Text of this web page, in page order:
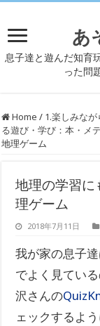
あ
息子達と遊んだ知育
った問
Home / 1.楽しみな
る遊び・学び：本・メ
地理ゲーム
地理の学習
理ゲーム
2018年7月11日
我が家の息子
でよく見てい
沢さんの
ェックするよう